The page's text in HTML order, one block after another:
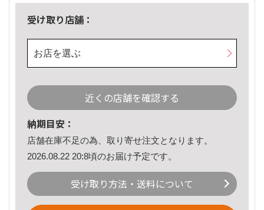
受け取り店舗：
お店を選ぶ
近くの店舗を確認する
納期目安：
店舗在庫不足の為、取り寄せ注文となります。
2026.08.22 20:8頃のお届け予定です。
受け取り方法・送料について